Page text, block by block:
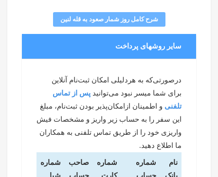
شرح کامل روز شمار صعود به قله لنین
سایر روشهای پرداخت
درصورتی‌که به هردلیلی امکان ثبت‌نام آنلاین
برای شما میسر نبود می‌توانید پس از تماس
تلفنی و اطمینان ازامکان‌پذیر بودن ثبت‌نام، مبلغ
این سفر را به حساب زیر واریز و مشخصات فیش
واریزی خود را از طریق تماس تلفنی به همکاران
ما اطلاع دهید.
نام
شماره
شماره
صاحب
شماره